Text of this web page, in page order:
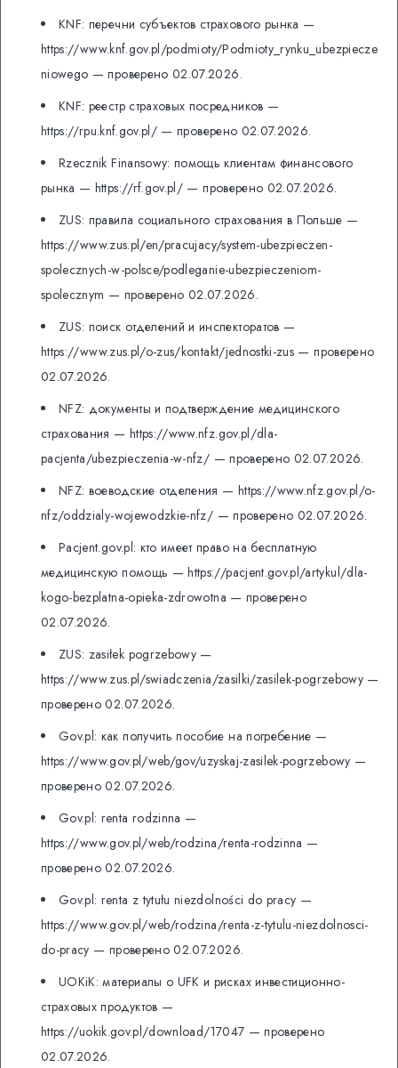
KNF: перечни субъектов страхового рынка —
https://www.knf.gov.pl/podmioty/Podmioty_rynku_ubezpiecze
niowego — проверено 02.07.2026.
KNF: реестр страховых посредников —
https://rpu.knf.gov.pl/ — проверено 02.07.2026.
Rzecznik Finansowy: помощь клиентам финансового
рынка — https://rf.gov.pl/ — проверено 02.07.2026.
ZUS: правила социального страхования в Польше —
https://www.zus.pl/en/pracujacy/system-ubezpieczen-
spolecznych-w-polsce/podleganie-ubezpieczeniom-
spolecznym — проверено 02.07.2026.
ZUS: поиск отделений и инспекторатов —
https://www.zus.pl/o-zus/kontakt/jednostki-zus — проверено
02.07.2026.
NFZ: документы и подтверждение медицинского
страхования — https://www.nfz.gov.pl/dla-
pacjenta/ubezpieczenia-w-nfz/ — проверено 02.07.2026.
NFZ: воеводские отделения — https://www.nfz.gov.pl/o-
nfz/oddzialy-wojewodzkie-nfz/ — проверено 02.07.2026.
Pacjent.gov.pl: кто имеет право на бесплатную
медицинскую помощь — https://pacjent.gov.pl/artykul/dla-
kogo-bezplatna-opieka-zdrowotna — проверено
02.07.2026.
ZUS: zasiłek pogrzebowy —
https://www.zus.pl/swiadczenia/zasilki/zasilek-pogrzebowy —
проверено 02.07.2026.
Gov.pl: как получить пособие на погребение —
https://www.gov.pl/web/gov/uzyskaj-zasilek-pogrzebowy —
проверено 02.07.2026.
Gov.pl: renta rodzinna —
https://www.gov.pl/web/rodzina/renta-rodzinna —
проверено 02.07.2026.
Gov.pl: renta z tytułu niezdolności do pracy —
https://www.gov.pl/web/rodzina/renta-z-tytulu-niezdolnosci-
do-pracy — проверено 02.07.2026.
UOKiK: материалы о UFK и рисках инвестиционно-
страховых продуктов —
https://uokik.gov.pl/download/17047 — проверено
02.07.2026.